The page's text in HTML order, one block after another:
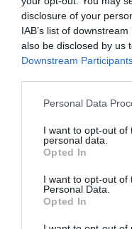
disclosure of your
IAB’s list of
also be disclosed by us
Downstream
Personal Data
I want to opt-out of
personal data.
Opted In
I want to opt-out of
Personal Data.
Opted In
Actor(s):Filippo
Saponangelo,
Renato
Pedrazzi